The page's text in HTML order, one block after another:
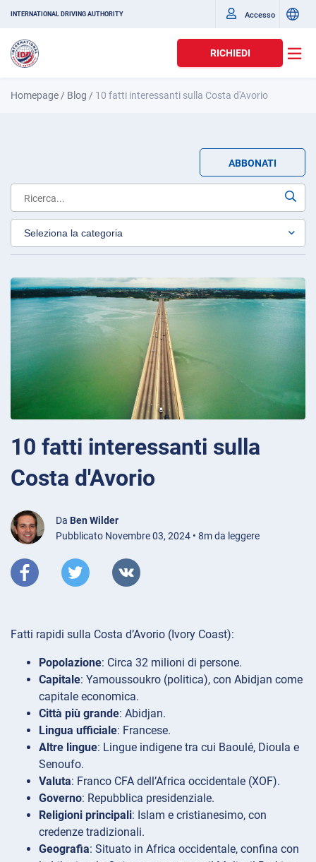
INTERNATIONAL DRIVING AUTHORITY Accesso
RICHIEDI
Homepage / Blog / 10 fatti interessanti sulla Costa d'Avorio
ABBONATI
10 fatti interessanti sulla
Costa d'Avorio
Da Ben Wilder
Pubblicato Novembre 03, 2024 • 8m da leggere
Fatti rapidi sulla Costa d’Avorio (Ivory Coast):
Popolazione: Circa 32 milioni di persone.
Capitale: Yamoussoukro (politica), con Abidjan come
capitale economica.
Città più grande: Abidjan.
Lingua ufficiale: Francese.
Altre lingue: Lingue indigene tra cui Baoulé, Dioula e
Senoufo.
Valuta: Franco CFA dell’Africa occidentale (XOF).
Governo: Repubblica presidenziale.
Religioni principali: Islam e cristianesimo, con
credenze tradizionali.
Geografia: Situato in Africa occidentale, confina con